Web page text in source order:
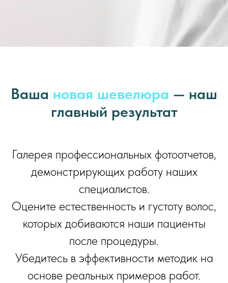
Ваша новая шевелюра — наш
главный результат
Галерея профессиональных фотоотчетов,
демонстрирующих работу наших
специалистов.
Оцените естественность и густоту волос,
которых добиваются наши пациенты
после процедуры.
Убедитесь в эффективности методик на
основе реальных примеров работ.